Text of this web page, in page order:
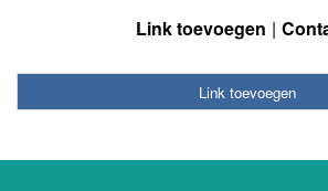
Link toevoegen
Link toevoegen